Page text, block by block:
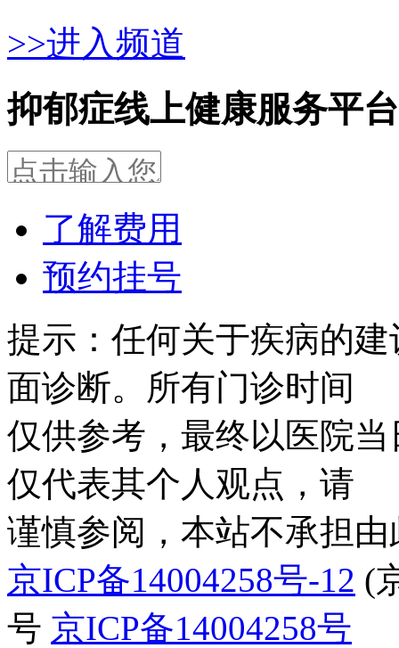
>>进入频道
抑郁症线上健康服务平台
了解费用
预约挂号
提示：任何关于疾病的
面诊断。所有门诊时间
仅供参考，最终以医院
仅代表其个人观点，请
谨慎参阅，本站不承担
京ICP备14004258号-12 (
号 京ICP备14004258号